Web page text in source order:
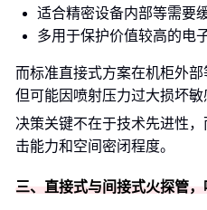
适合精密设备内部等需要
多用于保护价值较高的电
而标准直接式方案在机柜外部
但可能因喷射压力过大损坏敏
决策关键不在于技术先进性
击能力和空间密闭程度。
三、直接式与间接式火探管，